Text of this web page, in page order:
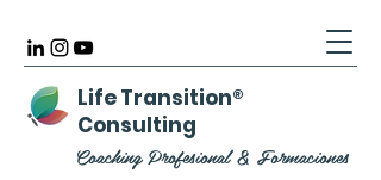
Life Transition®
Consulting
Coaching Profesional & Formaciones